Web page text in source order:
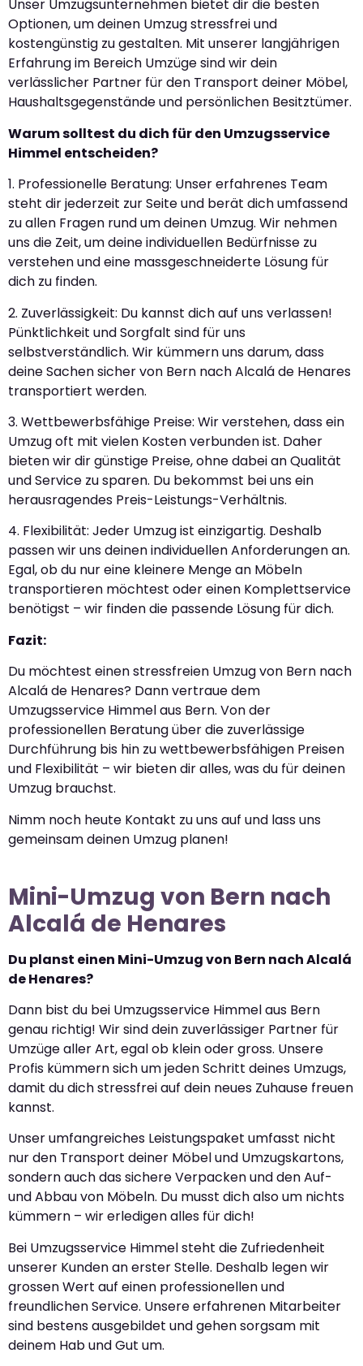
Unser Umzugsunternehmen bietet dir die besten
Optionen, um deinen Umzug stressfrei und
kostengünstig zu gestalten. Mit unserer langjährigen
Erfahrung im Bereich Umzüge sind wir dein
verlässlicher Partner für den Transport deiner Möbel,
Haushaltsgegenstände und persönlichen Besitztümer.
Warum solltest du dich für den Umzugsservice
Himmel entscheiden?
1. Professionelle Beratung: Unser erfahrenes Team
steht dir jederzeit zur Seite und berät dich umfassend
zu allen Fragen rund um deinen Umzug. Wir nehmen
uns die Zeit, um deine individuellen Bedürfnisse zu
verstehen und eine massgeschneiderte Lösung für
dich zu finden.
2. Zuverlässigkeit: Du kannst dich auf uns verlassen!
Pünktlichkeit und Sorgfalt sind für uns
selbstverständlich. Wir kümmern uns darum, dass
deine Sachen sicher von Bern nach Alcalá de Henares
transportiert werden.
3. Wettbewerbsfähige Preise: Wir verstehen, dass ein
Umzug oft mit vielen Kosten verbunden ist. Daher
bieten wir dir günstige Preise, ohne dabei an Qualität
und Service zu sparen. Du bekommst bei uns ein
herausragendes Preis-Leistungs-Verhältnis.
4. Flexibilität: Jeder Umzug ist einzigartig. Deshalb
passen wir uns deinen individuellen Anforderungen an.
Egal, ob du nur eine kleinere Menge an Möbeln
transportieren möchtest oder einen Komplettservice
benötigst – wir finden die passende Lösung für dich.
Fazit:
Du möchtest einen stressfreien Umzug von Bern nach
Alcalá de Henares? Dann vertraue dem
Umzugsservice Himmel aus Bern. Von der
professionellen Beratung über die zuverlässige
Durchführung bis hin zu wettbewerbsfähigen Preisen
und Flexibilität – wir bieten dir alles, was du für deinen
Umzug brauchst.
Nimm noch heute Kontakt zu uns auf und lass uns
gemeinsam deinen Umzug planen!
Mini-Umzug von Bern nach
Alcalá de Henares
Du planst einen Mini-Umzug von Bern nach Alcalá
de Henares?
Dann bist du bei Umzugsservice Himmel aus Bern
genau richtig! Wir sind dein zuverlässiger Partner für
Umzüge aller Art, egal ob klein oder gross. Unsere
Profis kümmern sich um jeden Schritt deines Umzugs,
damit du dich stressfrei auf dein neues Zuhause freuen
kannst.
Unser umfangreiches Leistungspaket umfasst nicht
nur den Transport deiner Möbel und Umzugskartons,
sondern auch das sichere Verpacken und den Auf-
und Abbau von Möbeln. Du musst dich also um nichts
kümmern – wir erledigen alles für dich!
Bei Umzugsservice Himmel steht die Zufriedenheit
unserer Kunden an erster Stelle. Deshalb legen wir
grossen Wert auf einen professionellen und
freundlichen Service. Unsere erfahrenen Mitarbeiter
sind bestens ausgebildet und gehen sorgsam mit
deinem Hab und Gut um.